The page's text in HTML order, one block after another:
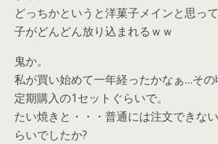
どっちかというと洋菓子メインと思っ
子がどんどん放り込まれるｗｗ
鬼か。
私が買い始めて一年経ったかなぁ…そ
定期購入の1セットぐらいで。
たい焼きと・・・普通には注文できな
らいでしたか?